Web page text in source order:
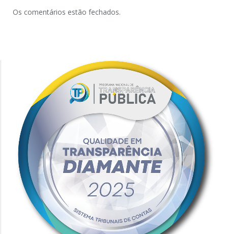
Os comentários estão fechados.